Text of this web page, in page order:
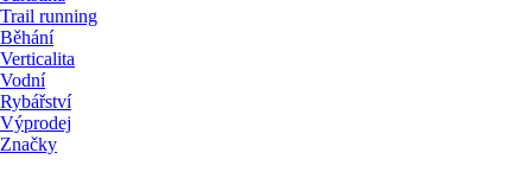
Trail running
Běhání
Verticalita
Vodní
Rybářství
Výprodej
Značky